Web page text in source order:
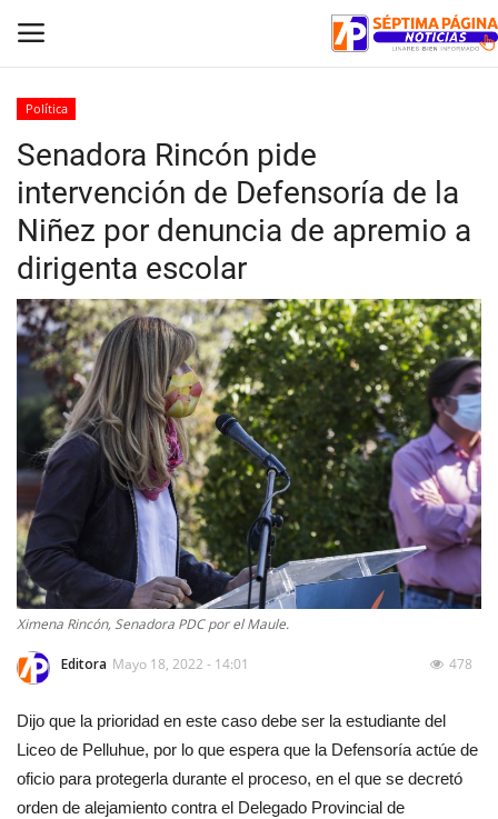
Inicio
Crónica
Policial
Tribunales
Deporte
Política
Espectáculos
Política
Senadora Rincón pide
intervención de Defensoría de la
Niñez por denuncia de apremio a
dirigenta escolar
Ximena Rincón, Senadora PDC por el Maule.
Editora Mayo 18, 2022 - 14:01 478
Dijo que la prioridad en este caso debe ser la estudiante del
Liceo de Pelluhue, por lo que espera que la Defensoría actúe de
oficio para protegerla durante el proceso, en el que se decretó
orden de alejamiento contra el Delegado Provincial de